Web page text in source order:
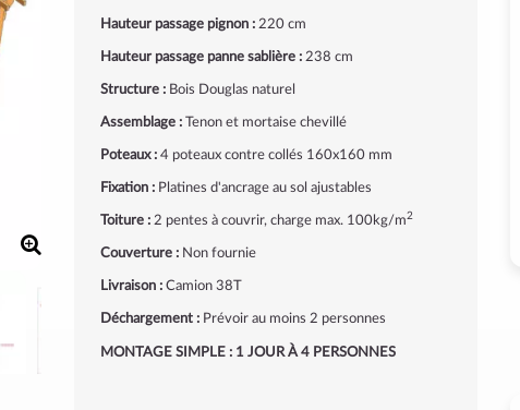
Hauteur passage pignon :220 cm
Hauteur passage panne sablière :238 cm
Structure : Bois Douglas naturel
Assemblage :Tenon et mortaise chevillé
Poteaux : 4 poteaux contre collés 160x160 mm
Fixation :Platines d'ancrage au sol ajustables
Toiture : 2 pentes à couvrir, charge max. 100kg/m2
Couverture :Non fournie
Livraison :Camion 38T
Déchargement :Prévoir au moins 2 personnes
MONTAGE SIMPLE : 1 JOUR À 4 PERSONNES